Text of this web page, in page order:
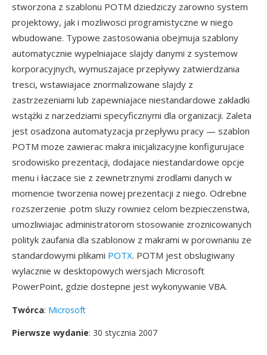
stworzona z szablonu POTM dziedziczy zarowno system
projektowy, jak i mozliwosci programistyczne w niego
wbudowane. Typowe zastosowania obejmuja szablony
automatycznie wypelniajace slajdy danymi z systemow
korporacyjnych, wymuszajace przepływy zatwierdzania
tresci, wstawiajace znormalizowane slajdy z
zastrzezeniami lub zapewniajace niestandardowe zakladki
wstążki z narzedziami specyficznymi dla organizacji. Zaleta
jest osadzona automatyzacja przepływu pracy — szablon
POTM moze zawierac makra inicjalizacyjne konfigurujace
srodowisko prezentacji, dodajace niestandardowe opcje
menu i łaczace sie z zewnetrznymi zrodlami danych w
momencie tworzenia nowej prezentacji z niego. Odrebne
rozszerzenie .potm sluzy rowniez celom bezpieczenstwa,
umozliwiajac administratorom stosowanie zroznicowanych
polityk zaufania dla szablonow z makrami w porownaniu ze
standardowymi plikami POTX. POTM jest obslugiwany
wylacznie w desktopowych wersjach Microsoft
PowerPoint, gdzie dostepne jest wykonywanie VBA.
Twórca: Microsoft
Pierwsze wydanie: 30 stycznia 2007